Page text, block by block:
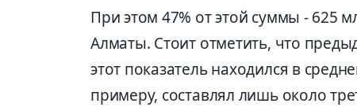
При этом 47% от этой суммы - 625
Алматы. Стоит отметить, что
этот показатель находился в
примеру, составлял лишь около